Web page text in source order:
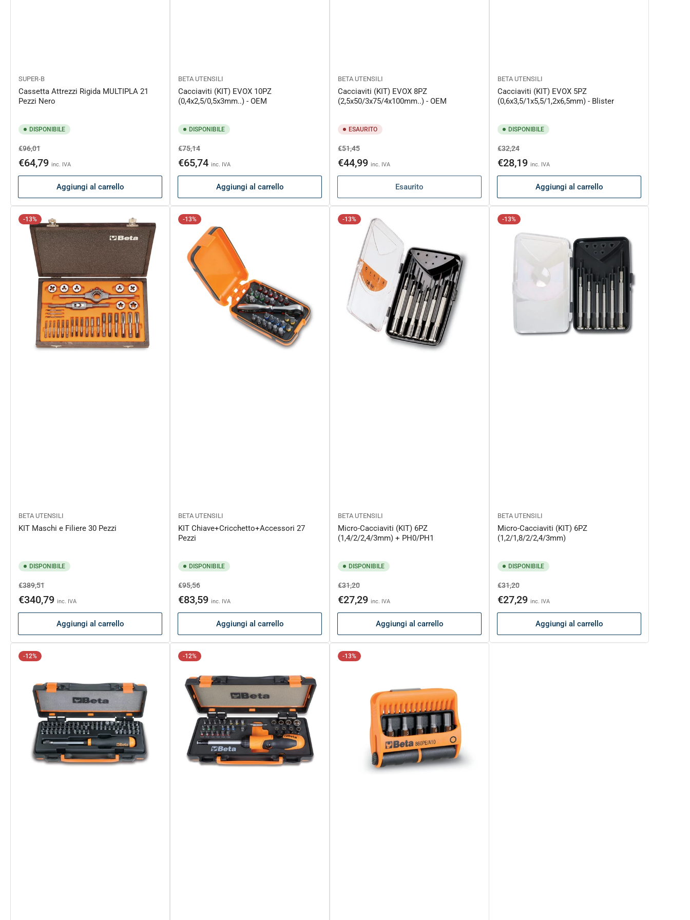
SUPER-B
Cassetta Attrezzi Rigida MULTIPLA 21
Pezzi Nero
DISPONIBILE
Prezzo
di
€96,01Prezzo
scontato
€64,79 inc. IVA
Aggiungi al carrello
BETA UTENSILI
Cacciaviti (KIT) EVOX 10PZ
(0,4x2,5/0,5x3mm..) - OEM
DISPONIBILE
Prezzo
di
€75,14Prezzo
scontato
€65,74 inc. IVA
Aggiungi al carrello
BETA UTENSILI
Cacciaviti (KIT) EVOX 8PZ
(2,5x50/3x75/4x100mm..) - OEM
ESAURITO
Prezzo
di
€51,45Prezzo
scontato
€44,99 inc. IVA
Esaurito
BETA UTENSILI
Cacciaviti (KIT) EVOX 5PZ
(0,6x3,5/1x5,5/1,2x6,5mm) - Blister
DISPONIBILE
Prezzo
di
€32,24Prezzo
scontato
€28,19 inc. IVA
Aggiungi al carrello
-13%
BETA UTENSILI
KIT Maschi e Filiere 30 Pezzi
DISPONIBILE
Prezzo
di
€389,51Prezzo
scontato
€340,79 inc. IVA
Aggiungi al carrello
-13%
BETA UTENSILI
KIT Chiave+Cricchetto+Accessori 27
Pezzi
DISPONIBILE
Prezzo
di
€95,56Prezzo
scontato
€83,59 inc. IVA
Aggiungi al carrello
-13%
BETA UTENSILI
Micro-Cacciaviti (KIT) 6PZ
(1,4/2/2,4/3mm) + PH0/PH1
DISPONIBILE
Prezzo
di
€31,20Prezzo
scontato
€27,29 inc. IVA
Aggiungi al carrello
-13%
BETA UTENSILI
Micro-Cacciaviti (KIT) 6PZ
(1,2/1,8/2/2,4/3mm)
DISPONIBILE
Prezzo
di
€31,20Prezzo
scontato
€27,29 inc. IVA
Aggiungi al carrello
-12% -12% -13%